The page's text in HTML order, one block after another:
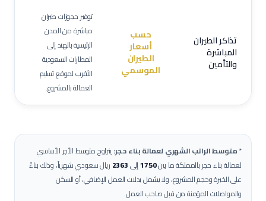
تذاكر الطيران
المباشرة
والتأمين
حسب
أسعار
الطيران
الموسمي
توفير حجوزات طيران
مباشرة من المدن
الرئيسية بالهند إلى
المطارات السعودية
الأقرب لموقع تسليم
العمالة بالمشروع.
*متوسط الراتب الشهري لعمالةبناء حجر:يتراوح متوسط الأجر الأساسي
لعمالةبناء حجربالمملكة ما بين1750إلى2363 ريال سعودي شهرياً، وذلك بناءً
على الخبرة وحجم المشروع، ولا يشمل بدلات العمل الإضافي، أو السكن
والمواصلات المؤمنة من قبل صاحب العمل.